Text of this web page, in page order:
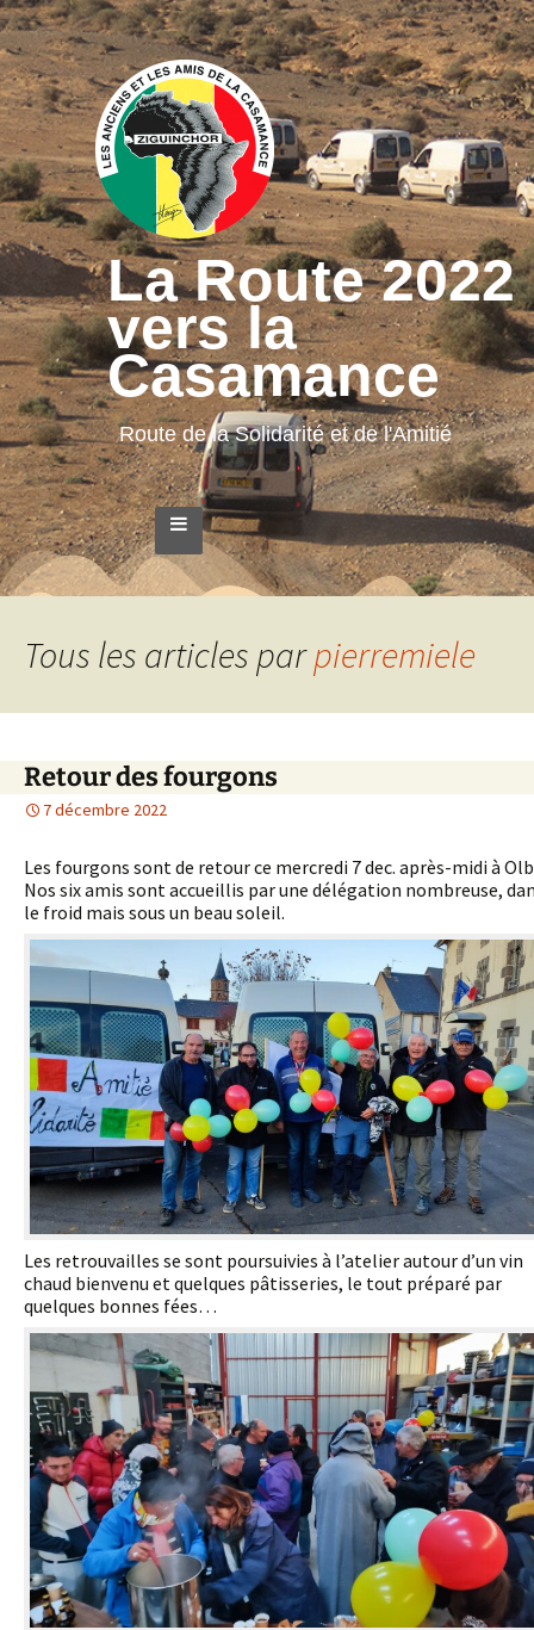
La Route 2022
vers la
Casamance
Route de la Solidarité et de l'Amitié
Tous les articles parpierremiele
Retour des fourgons
7 décembre 2022
Les fourgons sont de retour ce mercredi 7 dec. après-midi à
Nos six amis sont accueillis par une délégation nombreuse,
le froid mais sous un beau soleil.
Les retrouvailles se sont poursuivies à l’atelier autour d’un vin
chaud bienvenu et quelques pâtisseries, le tout préparé par
quelques bonnes fées…